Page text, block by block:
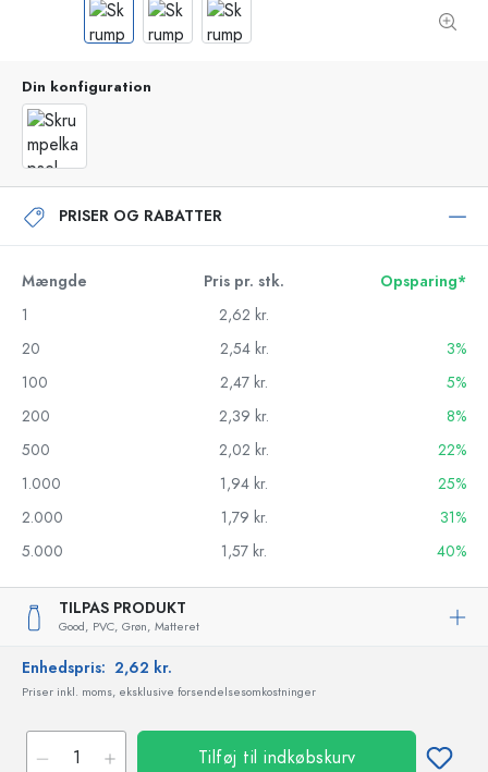
Din konfiguration
PRISER OG RABATTER
Mængde Pris pr. stk.
Opsparing*
1
2,62 kr.
20
2,54 kr.
3%
100
2,47 kr.
5%
200
2,39 kr.
8%
500
2,02 kr.
22%
1.000
1,94 kr.
25%
2.000
1,79 kr.
31%
5.000
1,57 kr. 40%
TILPAS PRODUKT
Good, PVC, Grøn, Matteret
Enhedspris: 2,62 kr.
Priser inkl. moms, eksklusive forsendelsesomkostninger
Tilføj til indkøbskurv